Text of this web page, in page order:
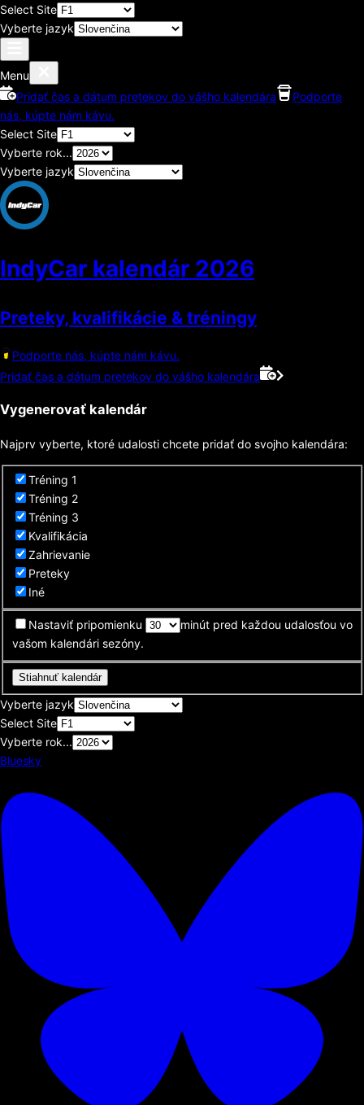
Select Site
Vyberte jazyk
Menu
Pridať čas a dátum pretekov do vášho kalendára
Podporte
nás, kúpte nám kávu.
Select Site
Vyberte rok...
Vyberte jazyk
IndyCar kalendár 2026
Preteky, kvalifikácie & tréningy
Podporte nás, kúpte nám kávu.
Pridať čas a dátum pretekov do vášho kalendára
Vygenerovať kalendár
Najprv vyberte, ktoré udalosti chcete pridať do svojho kalendára:
Tréning 1
Tréning 2
Tréning 3
Kvalifikácia
Zahrievanie
Preteky
Iné
Nastaviť pripomienku
minút pred každou udalosťou vo
vašom kalendári sezóny.
Stiahnuť kalendár
Vyberte jazyk
Select Site
Vyberte rok...
Bluesky